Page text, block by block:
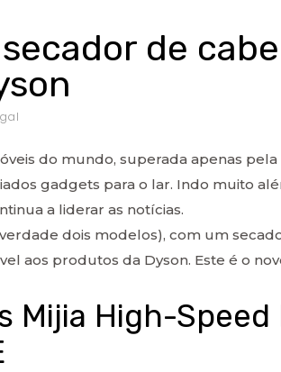
de
do mundo, superada apenas
gadgets para o lar. Indo muito
a liderar as notícias.
dois modelos), com um
aos produtos da Dyson. Este é o
Mijia High-Speed